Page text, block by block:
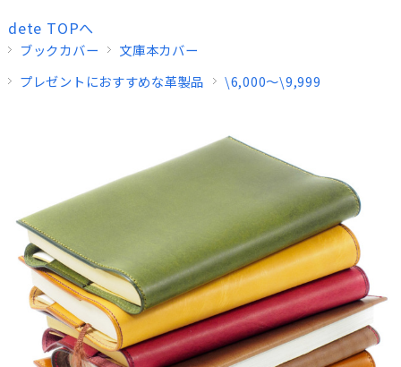
dete TOPへ
ブックカバー
文庫本カバー
プレゼントにおすすめな革製品
\6,000～\9,999